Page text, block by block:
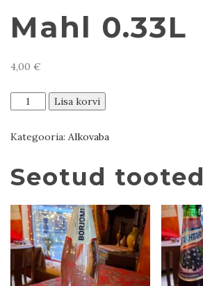
Mahl 0.33L
4,00 €
Mahl
0.33L
Lisa korvi
Kategooria: Alkovaba
Seotud tooted